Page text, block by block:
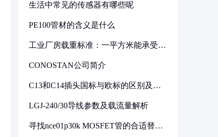
生活中常见的传感器有哪些呢
PE100管材的含义是什么
工业厂房载重标准：一平方米能承受多
CONOSTAN公司简介
C13和C14插头国标与欧标的区别及其
LGJ-240/30导线参数及载流量解析
寻找nce01p30k MOSFET管的合适替代